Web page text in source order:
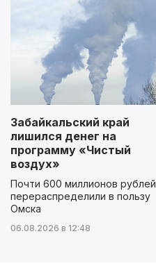
Забайкальский край
лишился денег на
программу «Чистый
воздух»
Почти 600 миллионов рублей
перераспределили в пользу
Омска
06.08.2026 в 12:48